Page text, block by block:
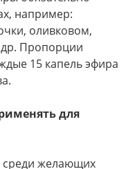
например:
оливковом,
Пропорции
15 капель эфира
для
среди желающих